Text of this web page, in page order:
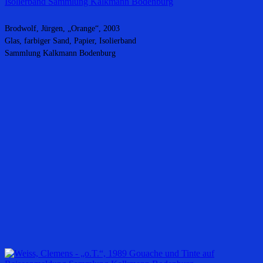
Brodwolf, Jürgen, „Orange“, 2003
Glas, farbiger Sand, Papier, Isolierband
Sammlung Kalkmann Bodenburg